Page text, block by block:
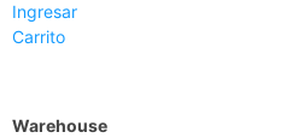
Ingresar
Carrito
Warehouse